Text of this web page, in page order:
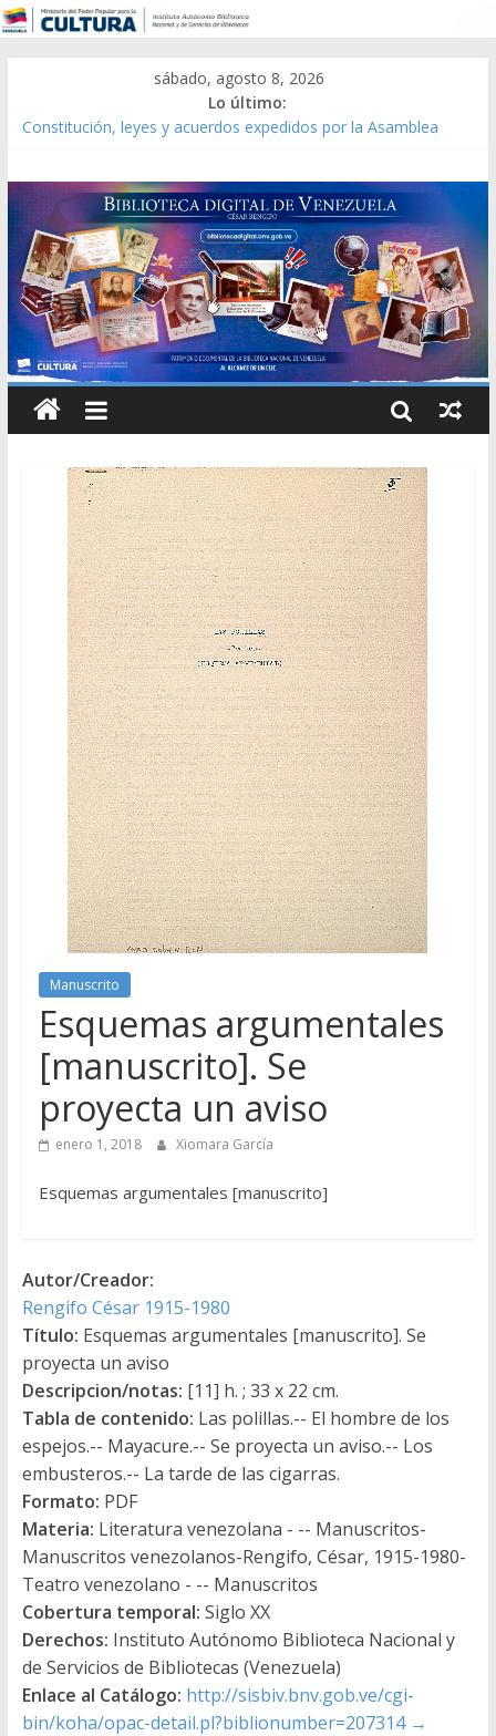
sábado, agosto 8, 2026
Lo último:
Constitución, leyes y acuerdos expedidos por la Asamblea
Modesta Bor Sánchez [material gráfico]
Gaceta Oficial de la República de Venezuela año CXXXIII Mes V,
Caracas 09 de marzo de 2006 N° 38.394
Catálogo temático de obras de Modesta Bor
Manuscrito
Esquemas argumentales
[manuscrito]. Se
proyecta un aviso
enero 1, 2018 Xiomara García
Esquemas argumentales [manuscrito]
Autor/Creador:
Rengifo César 1915-1980
Título: Esquemas argumentales [manuscrito]. Se
proyecta un aviso
Descripcion/notas: [11] h. ; 33 x 22 cm.
Tabla de contenido: Las polillas.-- El hombre de los
espejos.-- Mayacure.-- Se proyecta un aviso.-- Los
embusteros.-- La tarde de las cigarras.
Formato: PDF
Materia: Literatura venezolana - -- Manuscritos-
Manuscritos venezolanos-Rengifo, César, 1915-1980-
Teatro venezolano - -- Manuscritos
Cobertura temporal: Siglo XX
Derechos: Instituto Autónomo Biblioteca Nacional y
de Servicios de Bibliotecas (Venezuela)
Enlace al Catálogo: http://sisbiv.bnv.gob.ve/cgi-
bin/koha/opac-detail.pl?biblionumber=207314 →